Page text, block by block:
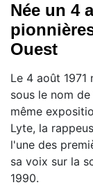
Née un 4
Ouest
Le 4 août 1971
sous le nom
même
Lyte, la
l'une des
sa voix sur la
1990.